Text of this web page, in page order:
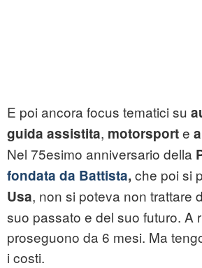
E poi ancora focus tematici su
guida assistita, motorsporte
Nel 75esimo anniversario della
fondata da Battista, che poi si
Usa, non si poteva non trattare
suo passato e del suo futuro. A
proseguono da 6 mesi. Ma
i costi.